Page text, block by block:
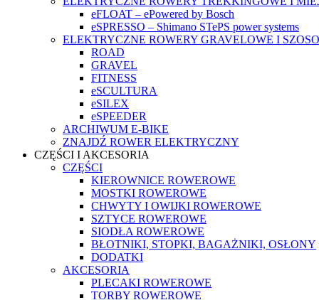
eFLOAT – ePowered by Bosch
eSPRESSO – Shimano STePS power systems
ELEKTRYCZNE ROWERY GRAVELOWE I
ROAD
GRAVEL
FITNESS
eSCULTURA
eSILEX
eSPEEDER
ARCHIWUM E-BIKE
ZNAJDŹ ROWER ELEKTRYCZNY
CZĘŚCI I AKCESORIA
CZĘŚCI
KIEROWNICE ROWEROWE
MOSTKI ROWEROWE
CHWYTY I OWIJKI ROWEROWE
SZTYCE ROWEROWE
SIODŁA ROWEROWE
BŁOTNIKI, STOPKI, BAGAŻNIKI, OSŁONY
DODATKI
AKCESORIA
PLECAKI ROWEROWE
TORBY ROWEROWE